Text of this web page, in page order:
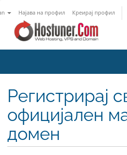
Најава на профил Креирај профил
Регистрирај
официјален
домен